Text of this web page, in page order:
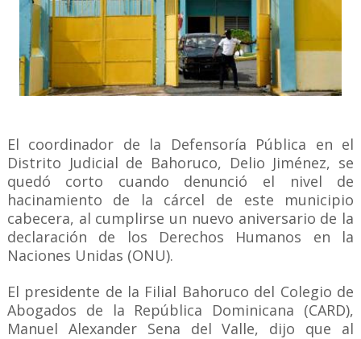
El coordinador de la Defensoría Pública en el
Distrito Judicial de Bahoruco, Delio Jiménez, se
quedó corto cuando denunció el nivel de
hacinamiento de la cárcel de este municipio
cabecera, al cumplirse un nuevo aniversario de la
declaración de los Derechos Humanos en la
Naciones Unidas (ONU).
El presidente de la Filial Bahoruco del Colegio de
Abogados de la República Dominicana (CARD),
Manuel Alexander Sena del Valle, dijo que al